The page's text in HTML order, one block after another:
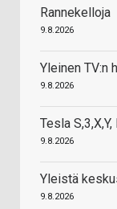
Rannekelloja
9.8.2026
Yleinen TV:n
9.8.2026
Tesla
9.8.2026
Yleistä
9.8.2026